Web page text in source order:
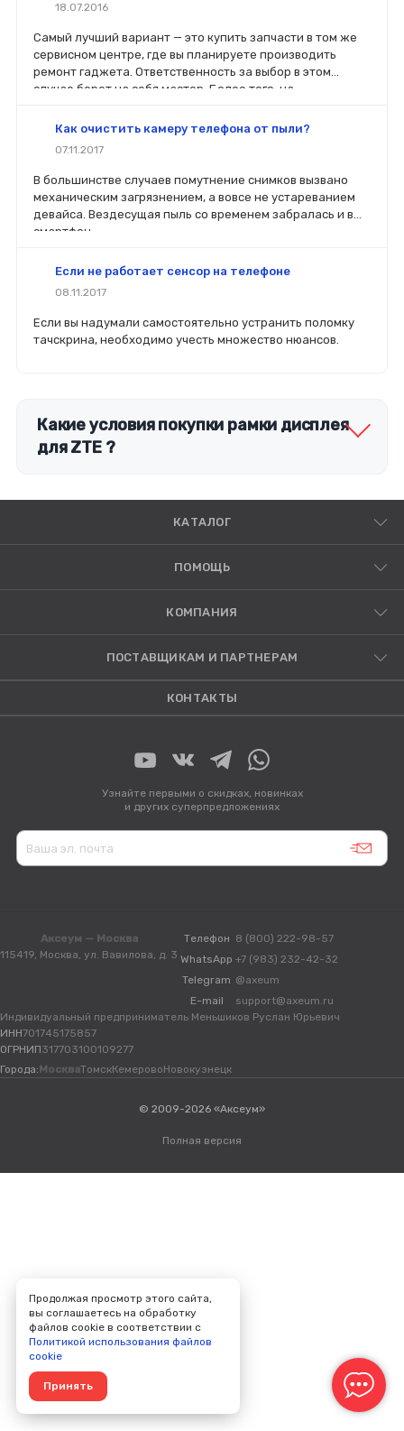
18.07.2016
Самый лучший вариант — это купить запчасти в том же
сервисном центре, где вы планируете производить
ремонт гаджета. Ответственность за выбор в этом
случае берет на себя мастер. Более того, на
вы планируете делать ремонт самостоятельно, то выбор
перед покупкой нового модуля старый был в руках. Так
легче сориентироваться в разъемах, элементах
крепления, электрических параметрах и прочих
характеристиках.
Как очистить камеру телефона от пыли?
07.11.2017
В большинстве случаев помутнение снимков вызвано
механическим загрязнением, а вовсе не устареванием
девайса. Вездесущая пыль со временем забралась и в
смартфон.
Если не работает сенсор на телефоне
08.11.2017
Если вы надумали самостоятельно устранить поломку
тачскрина, необходимо учесть множество нюансов.
Какие условия покупки рамки дисплея
для ZTE ?
КАТАЛОГ
ПОМОЩЬ
КОМПАНИЯ
ПОСТАВЩИКАМ И ПАРТНЕРАМ
КОНТАКТЫ
Узнайте первыми о скидках, новинках
и других суперпредложениях
Аксеум — Москва
115419, Москва, ул. Вавилова, д. 3
Телефон 8 (800) 222-98-57
WhatsApp +7 (983) 232-42-32
Telegram @axeum
E-mail
support@axeum.ru
Индивидуальный предприниматель Меньшиков Руслан Юрьевич
ИНН701745175857
ОГРНИП317703100109277
Города: МоскваТомскКемеровоНовокузнецк
© 2009-2026 «Аксеум»
Полная версия
Продолжая просмотр этого сайта,
вы соглашаетесь на обработку
файлов cookie в соответствии с
Политикой использования файлов
cookie
Принять